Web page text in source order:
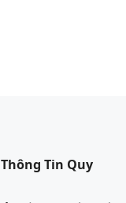
Tin Quy